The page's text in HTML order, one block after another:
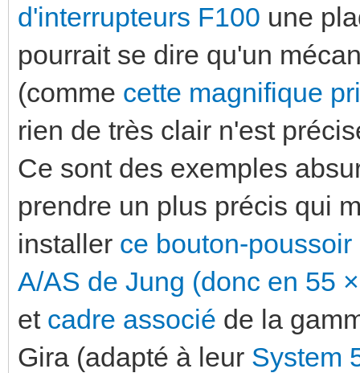
d'interrupteurs F100 une
pourrait se dire qu'un
(comme cette magnifique
rien de très clair n'est
Ce sont des exemples
prendre un plus précis qui
installer ce bouton-
A/AS de Jung (donc en 55
et cadre associé de la
Gira (adapté à leur System